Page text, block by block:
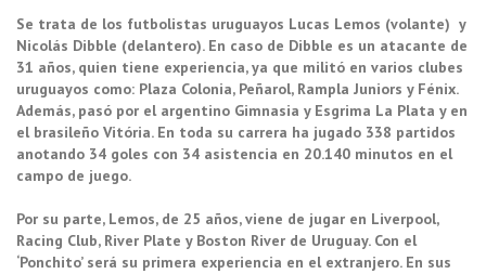
Se trata de los futbolistas uruguayos Lucas Lemos (volante) y
Nicolás Dibble (delantero). En caso de Dibble es un atacante de
31 años, quien tiene experiencia, ya que militó en varios clubes
uruguayos como: Plaza Colonia, Peñarol, Rampla Juniors y Fénix.
Además, pasó por el argentino Gimnasia y Esgrima La Plata y en
el brasileño Vitória. En toda su carrera ha jugado 338 partidos
anotando 34 goles con 34 asistencia en 20.140 minutos en el
campo de juego.
Por su parte, Lemos, de 25 años, viene de jugar en Liverpool,
Racing Club, River Plate y Boston River de Uruguay. Con el
‘Ponchito’ será su primera experiencia en el extranjero. En sus